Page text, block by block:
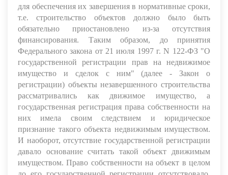
для обеспечения их завершения в нормативные сроки,
т.е. строительство объектов должно было быть
обязательно приостановлено из-за отсутствия
финансирования. Таким образом, до принятия
Федерального закона от 21 июля 1997 г. N 122-ФЗ "О
государственной регистрации прав на недвижимое
имущество и сделок с ним" (далее - Закон о
регистрации) объекты незавершенного строительства
рассматривались как движимое имущество, а
государственная регистрация права собственности на
них имела своим следствием и юридическое
признание такого объекта недвижимым имуществом.
И наоборот, отсутствие государственной регистрации
давало основание считать такой объект движимым
имуществом. Право собственности на объект в целом